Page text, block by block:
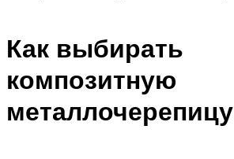
Как выбирать
композитную
металлочерепицу